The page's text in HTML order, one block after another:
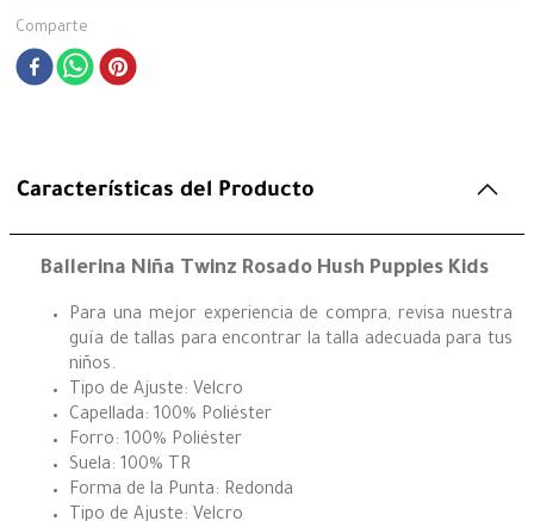
Comparte
Características del Producto
Ballerina Niña Twinz Rosado Hush Puppies Kids
Para una mejor experiencia de compra, revisa nuestra
guía de tallas para encontrar la talla adecuada para tus
niños.
Tipo de Ajuste: Velcro
Capellada: 100% Poliéster
Forro: 100% Poliéster
Suela: 100% TR
Forma de la Punta: Redonda
Tipo de Ajuste: Velcro